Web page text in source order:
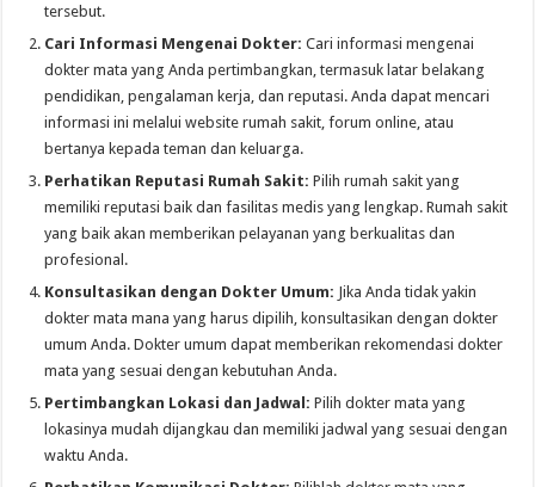
tersebut.
Cari Informasi Mengenai Dokter: Cari informasi mengenai
dokter mata yang Anda pertimbangkan, termasuk latar belakang
pendidikan, pengalaman kerja, dan reputasi. Anda dapat mencari
informasi ini melalui website rumah sakit, forum online, atau
bertanya kepada teman dan keluarga.
Perhatikan Reputasi Rumah Sakit: Pilih rumah sakit yang
memiliki reputasi baik dan fasilitas medis yang lengkap. Rumah sakit
yang baik akan memberikan pelayanan yang berkualitas dan
profesional.
Konsultasikan dengan Dokter Umum: Jika Anda tidak yakin
dokter mata mana yang harus dipilih, konsultasikan dengan dokter
umum Anda. Dokter umum dapat memberikan rekomendasi dokter
mata yang sesuai dengan kebutuhan Anda.
Pertimbangkan Lokasi dan Jadwal: Pilih dokter mata yang
lokasinya mudah dijangkau dan memiliki jadwal yang sesuai dengan
waktu Anda.